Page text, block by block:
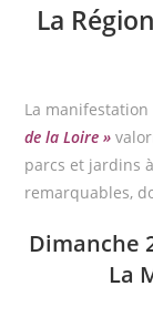
La
La
de la Loire »
parcs et jardins
remarquables,
Dimanche
La